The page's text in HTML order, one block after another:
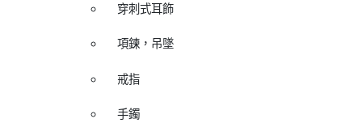
穿刺式耳飾
項鍊，吊墜
戒指
手鐲